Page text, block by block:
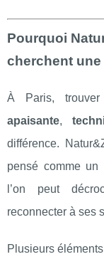
Pourquoi
cherchent
À Paris,
apaisante,
différence.
pensé comme un
l’on peut
reconnecter à ses
Plusieurs